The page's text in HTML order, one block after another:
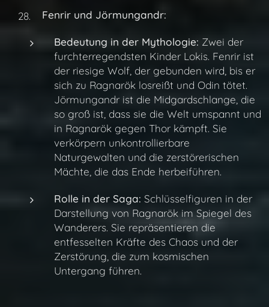
Fenrir und Jörmungandr:
Bedeutung in der Mythologie: Zwei der
furchterregendsten Kinder Lokis. Fenrir ist
der riesige Wolf, der gebunden wird, bis er
sich zu Ragnarök losreißt und Odin tötet.
Jörmungandr ist die Midgardschlange, die
so groß ist, dass sie die Welt umspannt und
in Ragnarök gegen Thor kämpft. Sie
verkörpern unkontrollierbare
Naturgewalten und die zerstörerischen
Mächte, die das Ende herbeiführen.
Rolle in der Saga: Schlüsselfiguren in der
Darstellung von Ragnarök im Spiegel des
Wanderers. Sie repräsentieren die
entfesselten Kräfte des Chaos und der
Zerstörung, die zum kosmischen
Untergang führen.